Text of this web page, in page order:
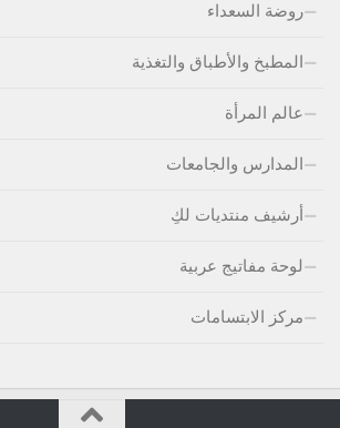
روضة السعداء
المطبخ والأطباق والتغذية
عالم المرأة
المدارس والجامعات
أرشيف منتديات لكِ
لوحة مفاتيج عربية
مركز الابتسامات